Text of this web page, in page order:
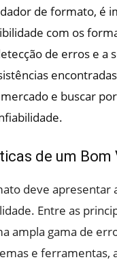
de formato, é
com os
de erros e
e buscar
de um
deve apresentar
Entre as
ampla gama de
e ferramentas,